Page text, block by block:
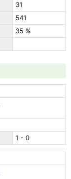
31
541
35 %
1 - 0